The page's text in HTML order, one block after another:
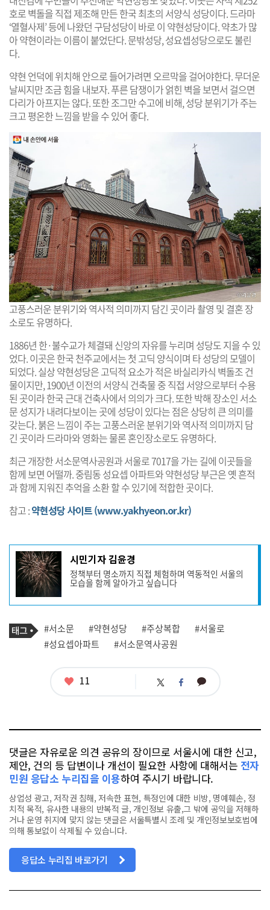
호로 벽돌을 직접 제조해 만든 한국 최초의 서양식 성당이다. 드라마
‘열혈사제’ 등에 나왔던 구담성당이 바로 이 약현성당이다. 약초가 많
아 약현이라는 이름이 붙었단다. 문밖성당, 성요셉성당으로도 불린
다.
약현 언덕에 위치해 안으로 들어가려면 오르막을 걸어야한다. 무더운
날씨지만 조금 힘을 내보자. 푸른 담쟁이가 얽힌 벽을 보면서 걸으면
다리가 아프지는 않다. 또한 조그만 수고에 비해, 성당 분위기가 주는
크고 평온한 느낌을 받을 수 있어 좋다.
고풍스러운 분위기와 역사적 의미까지 담긴 곳이라 촬영 및 결혼 장
소로도 유명하다.
1886년 한·불수교가 체결돼 신앙의 자유를 누리며 성당도 지을 수 있
었다. 이곳은 한국 천주교에서는 첫 고딕 양식이며 타 성당의 모델이
되었다. 실상 약현성당은 고딕적 요소가 적은 바실리카식 벽돌조 건
물이지만, 1900년 이전의 서양식 건축물 중 직접 서양으로부터 수용
된 곳이라 한국 근대 건축사에서 의의가 크다. 또한 박해 장소인 서소
문 성지가 내려다보이는 곳에 성당이 있다는 점은 상당히 큰 의미를
갖는다. 붉은 느낌이 주는 고풍스러운 분위기와 역사적 의미까지 담
긴 곳이라 드라마와 영화는 물론 혼인장소로도 유명하다.
최근 개장한 서소문역사공원과 서울로 7017을 가는 길에 이곳들을
함께 보면 어떨까. 중림동 성요셉 아파트와 약현성당 부근은 옛 흔적
과 함께 지워진 추억을 소환 할 수 있기에 적합한 곳이다.
참고 :약현성당 사이트 (www.yakhyeon.or.kr)
기
사
작
성
자
프
필
시민기자 김윤경
정책부터 명소까지 직접 체험하며 역동적인 서울의
모습을 함께 알아가고 싶습니다
기
사
관
련
태
그
#서소문 #약현성당 #주상복합
#서울로
#성요셉아파트
#서소문역사공원
좋
11 트 페 카
댓글은 자유로운 의견 공유의 장이므로 서울시에 대한 신고,
제안, 건의 등 답변이나 개선이 필요한 사항에 대해서는 전자
민원 응답소 누리집을 이용하여 주시기 바랍니다.
상업성 광고, 저작권 침해, 저속한 표현, 특정인에 대한 비방, 명예훼손, 정
치적 목적, 유사한 내용의 반복적 글, 개인정보 유출,그 밖에 공익을 저해하
거나 운영 취지에 맞지 않는 댓글은 서울특별시 조례 및 개인정보보호법에
의해 통보없이 삭제될 수 있습니다.
응답소 누리집 바로가기